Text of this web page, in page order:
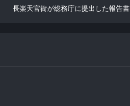
長楽天官衙が総務庁に提出した報告書